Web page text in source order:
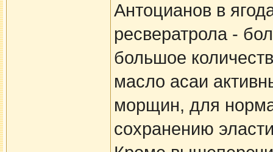
Антоцианов в
ресвератрола -
большое
масло асаи
морщин, для
сохранению